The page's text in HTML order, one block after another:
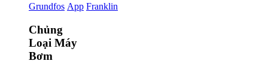
Grundfos App Franklin
Chủng
Loại Máy
Bơm